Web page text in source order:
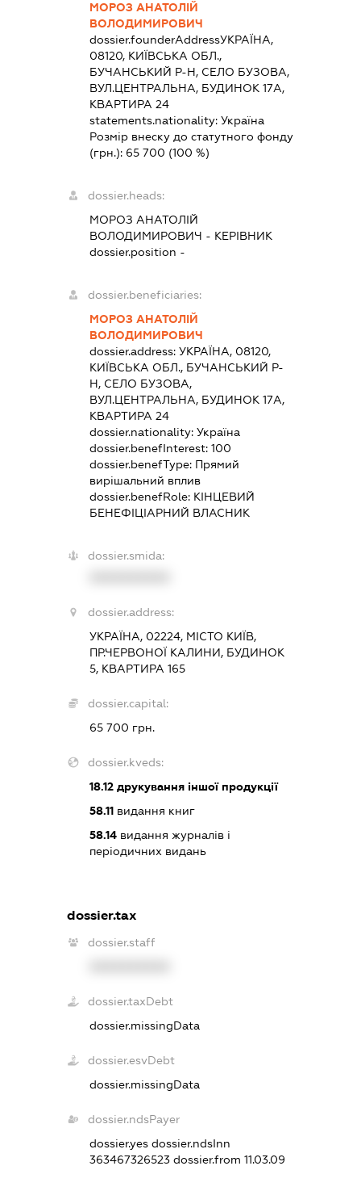
МОРОЗ АНАТОЛІЙ
ВОЛОДИМИРОВИЧ
dossier.founderAddressУКРАЇНА,
08120, КИЇВСЬКА ОБЛ.,
БУЧАНСЬКИЙ Р-Н, СЕЛО БУЗОВА,
ВУЛ.ЦЕНТРАЛЬНА, БУДИНОК 17А,
КВАРТИРА 24
statements.nationality:Україна
Розмір внеску до статутного фонду
(грн.): 65 700 (100 %)
dossier.heads:
МОРОЗ АНАТОЛІЙ
ВОЛОДИМИРОВИЧ - КЕРІВНИК
dossier.position -
dossier.beneficiaries:
МОРОЗ АНАТОЛІЙ
ВОЛОДИМИРОВИЧ
dossier.address:УКРАЇНА, 08120,
КИЇВСЬКА ОБЛ., БУЧАНСЬКИЙ Р-
Н, СЕЛО БУЗОВА,
ВУЛ.ЦЕНТРАЛЬНА, БУДИНОК 17А,
КВАРТИРА 24
dossier.nationality:Україна
dossier.benefInterest:100
dossier.benefType: Прямий
вирішальний вплив
dossier.benefRole: КІНЦЕВИЙ
БЕНЕФІЦІАРНИЙ ВЛАСНИК
dossier.smida:
dossier.address:
УКРАЇНА, 02224, МІСТО КИЇВ,
ПР.ЧЕРВОНОЇ КАЛИНИ, БУДИНОК
5, КВАРТИРА 165
dossier.capital:
65 700 грн.
dossier.kveds:
18.12 друкування іншої продукції
58.11 видання книг
58.14 видання журналів і
періодичних видань
dossier.tax
dossier.staff
dossier.taxDebt
dossier.missingData
dossier.esvDebt
dossier.missingData
dossier.ndsPayer
dossier.yesdossier.ndsInn
363467326523dossier.from 11.03.09